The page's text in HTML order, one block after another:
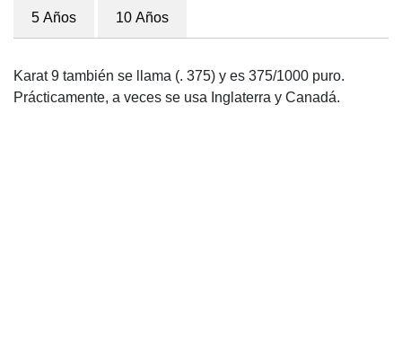
5 Años 10 Años
Karat 9 también se llama (. 375) y es 375/1000 puro.
Prácticamente, a veces se usa Inglaterra y Canadá.